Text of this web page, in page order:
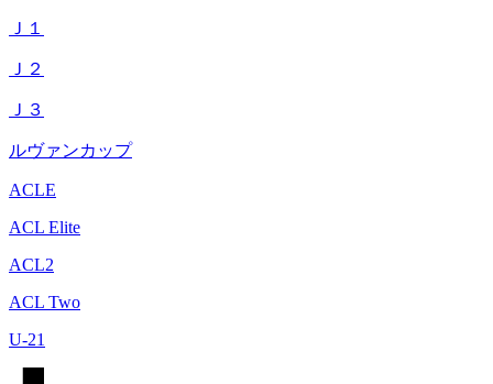
Ｊ１
Ｊ２
Ｊ３
ルヴァンカップ
ACLE
ACL Elite
ACL2
ACL Two
U-21